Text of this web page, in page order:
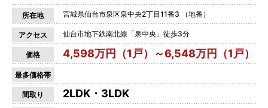
所在地 宮城県仙台市泉区泉中央2丁目11番3 （地番）
アクセス 仙台市地下鉄南北線「泉中央」徒歩3分
価格 4,598万円（1戸）～6,548万円（1戸）
最多価格帯
間取り 2LDK・3LDK